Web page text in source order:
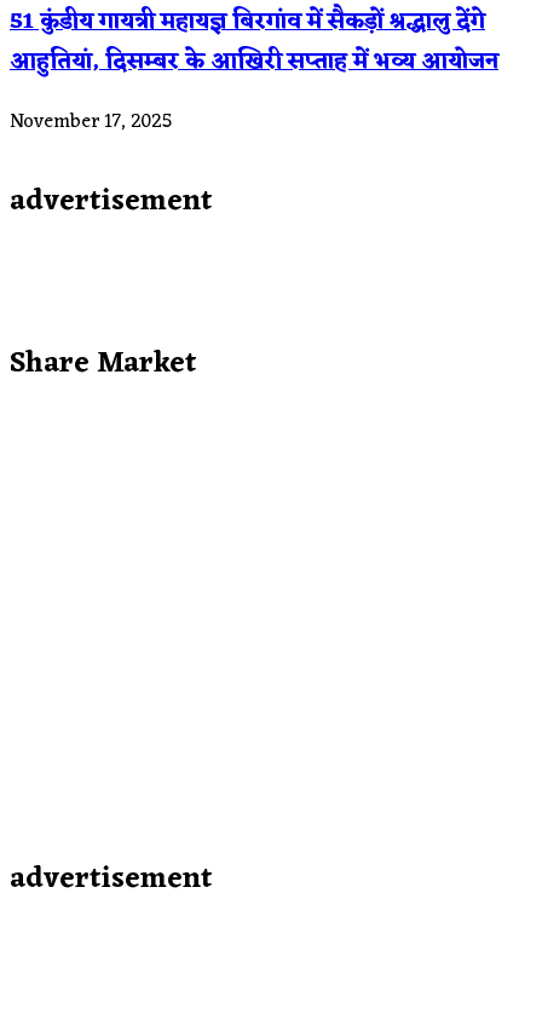
51 कुंडीय गायत्री महायज्ञ बिरगांव में सैकड़ों श्रद्धालु देंगे
आहुतियां, दिसम्बर के आखिरी सप्ताह में भव्य आयोजन
November 17, 2025
advertisement
Share Market
advertisement